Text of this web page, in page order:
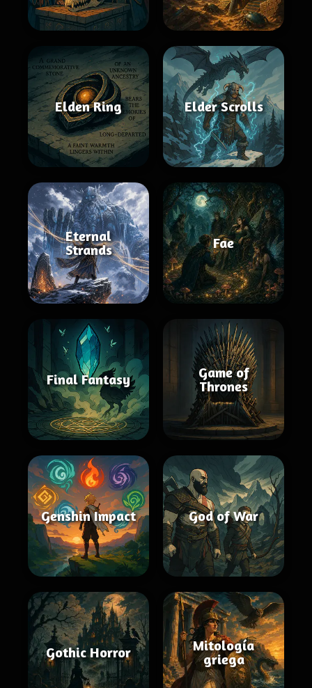
Elden Ring Elder Scrolls
Eternal
Strands
Fae
Final Fantasy
Game of
Thrones
Genshin Impact God of War
Gothic Horror
Mitología
griega